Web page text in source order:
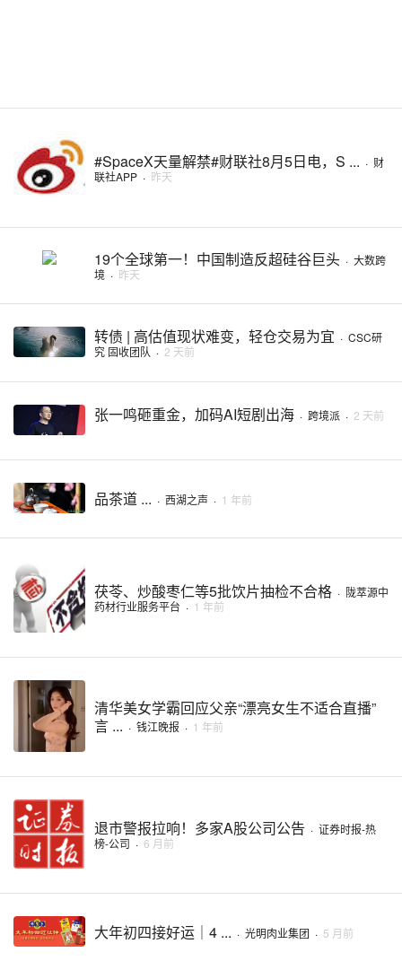
#SpaceX天量解禁#财联社8月5日电，S ... · 财
联社APP · 昨天
19个全球第一！中国制造反超硅谷巨头 · 大数跨
境 · 昨天
转债 | 高估值现状难变，轻仓交易为宜 · CSC研
究 固收团队 · 2 天前
张一鸣砸重金，加码AI短剧出海 · 跨境派 · 2 天前
品茶道 ... · 西湖之声 · 1 年前
茯苓、炒酸枣仁等5批饮片抽检不合格 · 陇萃源中
药材行业服务平台 · 1 年前
清华美女学霸回应父亲“漂亮女生不适合直播”
言 ... · 钱江晚报 · 1 年前
退市警报拉响！多家A股公司公告 · 证券时报-热
榜-公司 · 6 月前
大年初四接好运｜4 ... · 光明肉业集团 · 5 月前